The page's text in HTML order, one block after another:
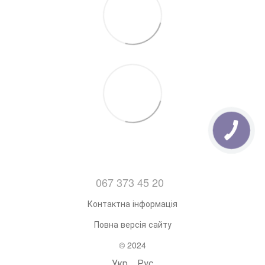
067 373 45 20
Контактна інформація
Повна версія сайту
© 2024